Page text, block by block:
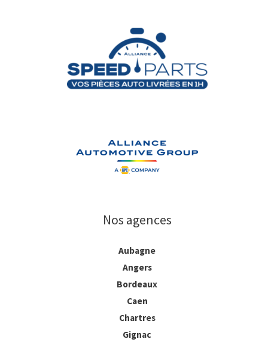
Nos agences
Aubagne
Angers
Bordeaux
Caen
Chartres
Gignac